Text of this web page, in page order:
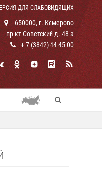
ДЛЯ СЛАБОВИДЯЩИХ
650000, г. Кемерово
пр-кт Советский д. 48 а
+ 7 (3842) 44-45-00